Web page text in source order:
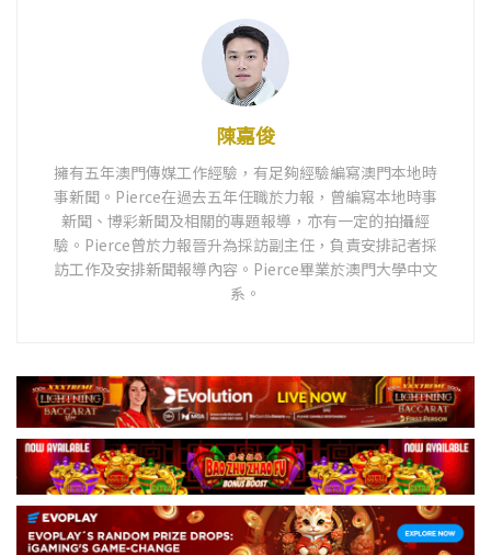
陳嘉俊
擁有五年澳門傳媒工作經驗，有足夠經驗編寫澳門本地時
事新聞。Pierce在過去五年任職於力報，曾編寫本地時事
新聞、博彩新聞及相關的專題報導，亦有一定的拍攝經
驗。Pierce曾於力報晉升為採訪副主任，負責安排記者採
訪工作及安排新聞報導內容。Pierce畢業於澳門大學中文
系。